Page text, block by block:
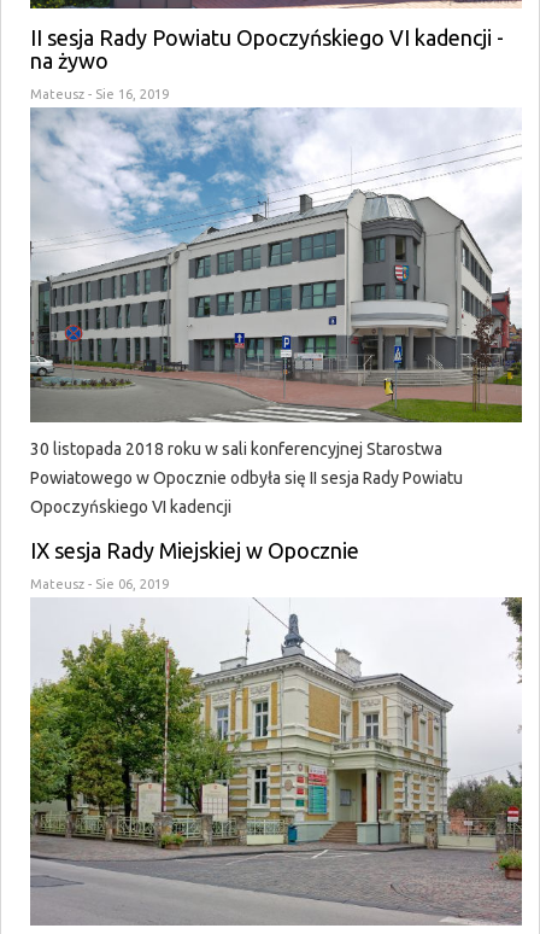
II sesja Rady Powiatu Opoczyńskiego VI kadencji -
na żywo
Mateusz - Sie 16, 2019
30 listopada 2018 roku w sali konferencyjnej Starostwa
Powiatowego w Opocznie odbyła się II sesja Rady Powiatu
Opoczyńskiego VI kadencji
IX sesja Rady Miejskiej w Opocznie
Mateusz - Sie 06, 2019